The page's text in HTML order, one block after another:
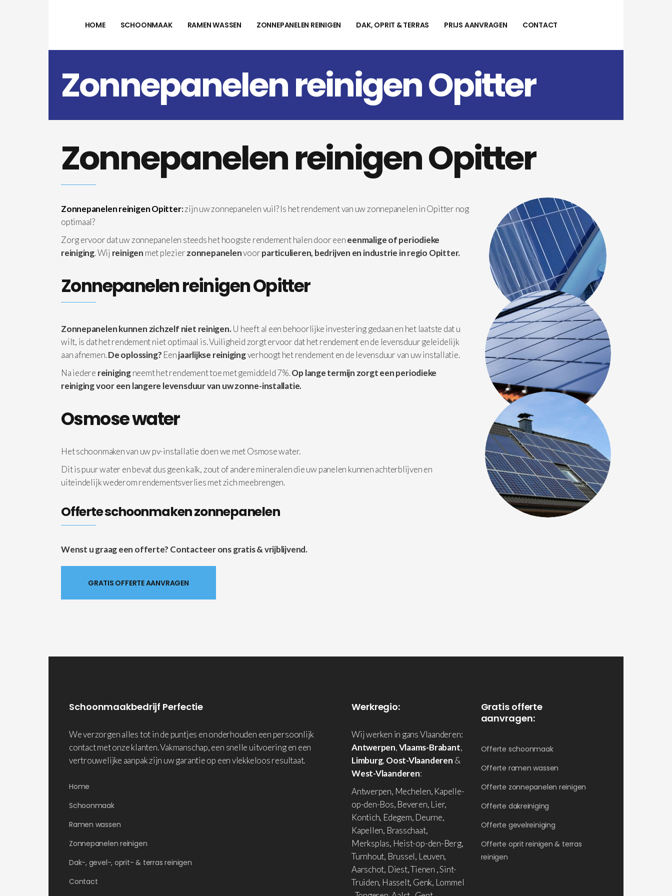
HOME SCHOONMAAK RAMEN WASSEN ZONNEPANELEN REINIGEN DAK, OPRIT & TERRAS PRIJS AANVRAGEN CONTACT
Zonnepanelen reinigen Opitter
Zonnepanelen reinigen Opitter
Zonnepanelen reinigen Opitter:zijn uw zonnepanelen vuil? Is het rendement van uw zonnepanelen in Opitter nog
optimaal?
Zorg ervoor dat uw zonnepanelen steeds het hoogste rendement halen door eeneenmalige of periodieke
reiniging. Wij reinigen met plezierzonnepanelenvoorparticulieren, bedrijven en industrie inregio Opitter.
Zonnepanelen reinigen Opitter
Zonnepanelen kunnen zichzelf niet reinigen.U heeft al een behoorlijke investering gedaan en het laatste dat u
wilt, is dat het rendement niet optimaal is. Vuiligheid zorgt ervoor dat het rendement en de levensduur geleidelijk
aan afnemen.De oplossing? Eenjaarlijkse reinigingverhoogt het rendement en de levensduur van uw installatie.
Na iedere reinigingneemt het rendement toe met gemiddeld 7%.Op lange termijn zorgt een periodieke
reiniging voor een langere levensduur van uw zonne-installatie.
Osmose water
Het schoonmaken van uw pv-installatie doen we met Osmose water.
Dit is puur water en bevat dus geen kalk, zout of andere mineralen die uw panelen kunnen achterblijven en
uiteindelijk wederom rendementsverlies met zich meebrengen.
Offerte schoonmaken zonnepanelen
Wenst u graag een offerte? Contacteer ons gratis & vrijblijvend.
GRATIS OFFERTE AANVRAGEN
Schoonmaakbedrijf Perfectie
We verzorgen alles tot in de puntjes en onderhouden een persoonlijk
contact met onze klanten. Vakmanschap, een snelle uitvoering en een
vertrouwelijke aanpak zijn uw garantie op een vlekkeloos resultaat.
Home
Schoonmaak
Ramen wassen
Zonnepanelen reinigen
Dak-, gevel-, oprit- & terras reinigen
Contact
Werkregio:
Wij werken in gans Vlaanderen:
Antwerpen,Vlaams-Brabant,
Limburg, Oost-Vlaanderen &
West-Vlaanderen:
Antwerpen, Mechelen, Kapelle-
op-den-Bos, Beveren, Lier,
Kontich, Edegem, Deurne,
Kapellen, Brasschaat,
Merksplas, Heist-op-den-Berg,
Turnhout, Brussel, Leuven,
Aarschot, Diest, Tienen , Sint-
Truiden, Hasselt, Genk, Lommel
Gratis offerte
aanvragen:
Offerte schoonmaak
Offerte ramen wassen
Offerte zonnepanelen reinigen
Offerte dakreiniging
Offerte gevelreiniging
Offerte oprit reinigen & terras
reinigen